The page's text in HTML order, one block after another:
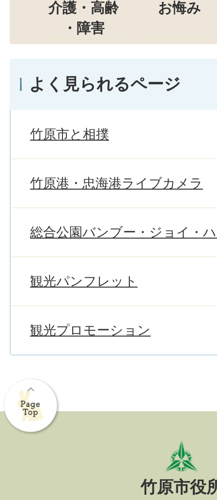
介護・高齢
・障害
お悔み
よく見られるページ
竹原市と相撲
竹原港・忠海港ライブカメラ
総合公園バンブー・ジョイ・
観光パンフレット
観光プロモーション
竹原市役